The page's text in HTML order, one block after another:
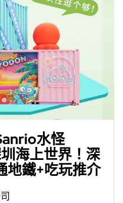
水怪
海上世界！深
地鐵+吃玩推介